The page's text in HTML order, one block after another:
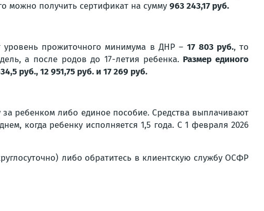
можно получить сертификат на сумму 963 243,17 руб.
уровень прожиточного минимума в ДНР –17 803 руб., то
а после родов до 17-летия ребенка. Размер единого
руб., 12 951,75 руб. и 17 269 руб.
ребенком либо единое пособие. Средства выплачивают
когда ребенку исполняется 1,5 года. С 1 февраля 2026
либо обратитесь в клиентскую службу ОСФР